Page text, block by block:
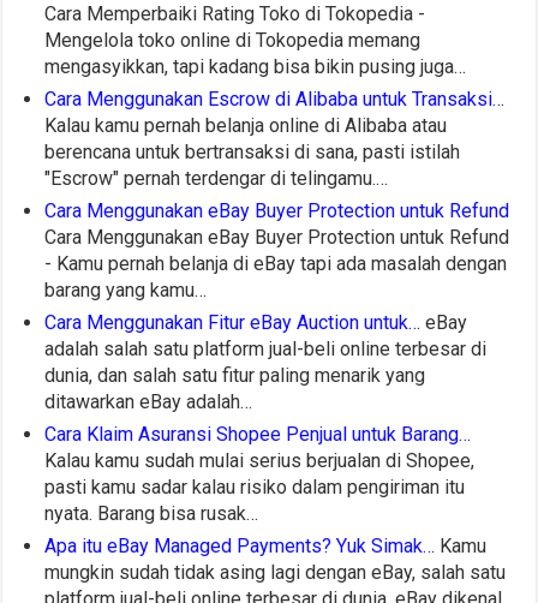
Cara Memperbaiki Rating Toko di Tokopedia -
Mengelola toko online di Tokopedia memang
mengasyikkan, tapi kadang bisa bikin pusing juga…
Cara Menggunakan Escrow di Alibaba untuk Transaksi…
Kalau kamu pernah belanja online di Alibaba atau
berencana untuk bertransaksi di sana, pasti istilah
"Escrow" pernah terdengar di telingamu.…
Cara Menggunakan eBay Buyer Protection untuk Refund
Cara Menggunakan eBay Buyer Protection untuk Refund
- Kamu pernah belanja di eBay tapi ada masalah dengan
barang yang kamu…
Cara Menggunakan Fitur eBay Auction untuk… eBay
adalah salah satu platform jual-beli online terbesar di
dunia, dan salah satu fitur paling menarik yang
ditawarkan eBay adalah…
Cara Klaim Asuransi Shopee Penjual untuk Barang…
Kalau kamu sudah mulai serius berjualan di Shopee,
pasti kamu sadar kalau risiko dalam pengiriman itu
nyata. Barang bisa rusak…
Apa itu eBay Managed Payments? Yuk Simak… Kamu
mungkin sudah tidak asing lagi dengan eBay, salah satu
platform jual-beli online terbesar di dunia. eBay dikenal